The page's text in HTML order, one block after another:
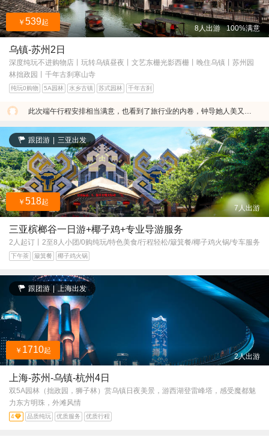
8人出游 100%满意
￥ 539起
乌镇-苏州2日
深度纯玩不进购物店丨玩转乌镇昼夜丨文艺东栅光影西栅丨晚住乌镇丨苏州园
林拙政园丨千年古刹寒山寺
纯玩0购物 5A园林 水乡古镇 苏式园林 千年古刹
此次端午行程安排相当满意，也看到了旅行业的内卷，钟导她人美又善良、超有爱心又专业。
7人出游
跟团游 | 三亚出发
￥ 518起
三亚槟榔谷一日游+椰子鸡+专业导游服务
2人起订丨2至8人小团/0购纯玩/特色美食/行程轻松/簸箕餐/椰子鸡火锅/专车服务
下午茶 簸箕餐 椰子鸡火锅
2人出游
跟团游 | 上海出发
￥ 1710起
上海-苏州-乌镇-杭州4日
双5A园林（拙政园，狮子林）赏乌镇日夜美景，游西湖登雷峰塔，感受魔都魅
力东方明珠，外滩风情
4 品质纯玩 优质服务 优质行程